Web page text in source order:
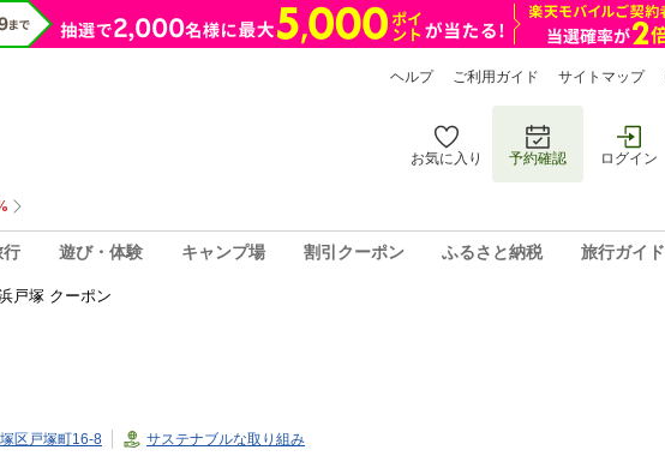
ヘルプ ご利用ガイド サイトマップ
お気に入り 予約確認 ログイン
行 遊び・体験 キャンプ場 割引クーポン ふるさと納税 旅行ガイド
戸塚 クーポン
区戸塚町16-8 サステナブルな取り組み